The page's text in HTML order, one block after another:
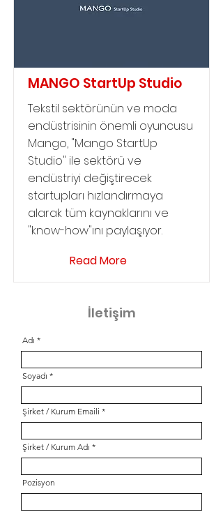
MANGO StartUp Studio
Tekstil sektörünün ve moda
endüstrisinin önemli oyuncusu
Mango, "Mango StartUp
Studio" ile sektörü ve
endüstriyi değiştirecek
startupları hızlandırmaya
alarak tüm kaynaklarını ve
"know-how"ını paylaşıyor.
Read More
İletişim
Adı
Soyadı
Şirket / Kurum Emaili
Şirket / Kurum Adı
Pozisyon